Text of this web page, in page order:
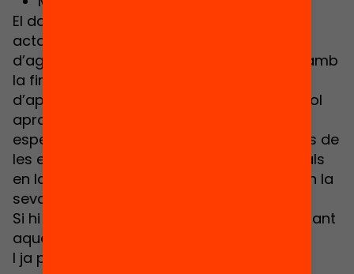
El document va dirigit, tant als diferents
actors del món del lleure com a la resta
d’agents educatius de la nostra societat amb
la finalitat de sistematitzar, en clau
d’aprenentatges competencials. També vol
apropar-los i fer-los visibles, de manera
especial, a les famílies i els equips docents de
les escoles i instituts, prescriptors principals
en la tasca d’orientació dels nois i noies en la
seva vida més enllà de les aules.
Si hi vols assistir, et pots inscriure completant
aquest
I ja pots consultar el